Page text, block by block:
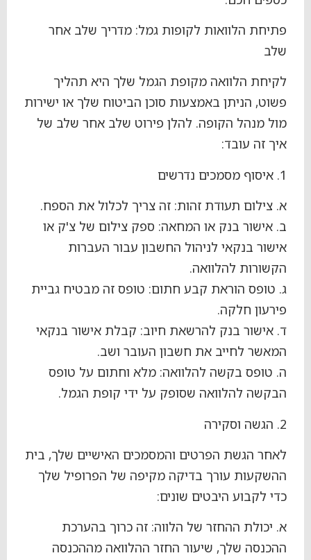
פתיחת הלוואות לקופות גמל: מדריך שלב אחר
שלב
לקיחת הלוואה מקופת הגמל שלך היא תהליך
פשוט, הניתן באמצעות סוכן הביטוח שלך או ישירות
מול מנהל הקופה. להלן פירוט שלב אחר שלב של
איך זה עובד:
1. איסוף מסמכים נדרשים
א. צילום תעודת זהות: זה צריך לכלול את הספח.
ב. אישור בנק או המחאה: ספק צילום של צ'ק או
אישור בנקאי לניהול החשבון עבור העברות
הקשורות להלוואה.
ג. טופס הוראת קבע חתום: טופס זה מבטיח גביית
פירעון חלקה.
ד. אישור בנק להרשאת חיוב: קבלת אישור בנקאי
המאשר לחייב את חשבון העובר ושב.
ה. טופס בקשה להלוואה: מלא וחתום על טופס
הבקשה להלוואה שסופק על ידי קופת הגמל.
2. הגשה וסקירה
לאחר הגשת הפרטים והמסמכים האישיים שלך, בית
ההשקעות עורך בדיקה מקיפה של הפרופיל שלך
כדי לקבוע היבטים שונים:
א. יכולת ההחזר של הלווה: זה כרוך בהערכת
ההכנסה שלך, שיעור החזר ההלוואה מההכנסה